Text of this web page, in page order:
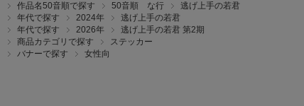
作品名50音順で探す
50音順 な行
逃げ上手の若君
年代で探す
2024年
逃げ上手の若君
年代で探す
2026年
逃げ上手の若君 第2期
商品カテゴリで探す
ステッカー
バナーで探す
女性向